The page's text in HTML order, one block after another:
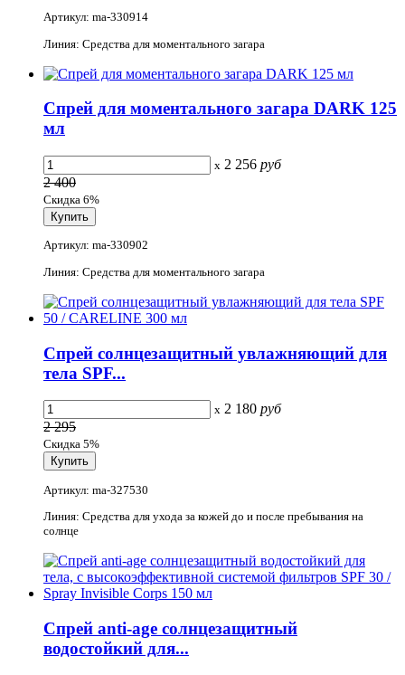
Артикул: ma-330914
Линия: Средства для моментального загара
Спрей для моментального загара DARK 125
мл
x 2 256 руб
2 400
Скидка 6%
Артикул: ma-330902
Линия: Средства для моментального загара
Спрей солнцезащитный увлажняющий для
тела SPF...
x 2 180 руб
2 295
Скидка 5%
Артикул: ma-327530
Линия: Средства для ухода за кожей до и после пребывания на
солнце
Спрей anti-age солнцезащитный
водостойкий для...